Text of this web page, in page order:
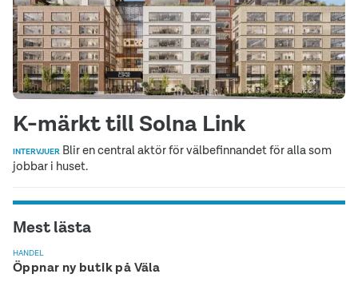
K-märkt till Solna Link
INTERVJUER Blir en central aktör för välbefinnandet för alla som
jobbar i huset.
Mest lästa
HANDEL
Öppnar ny butik på Väla